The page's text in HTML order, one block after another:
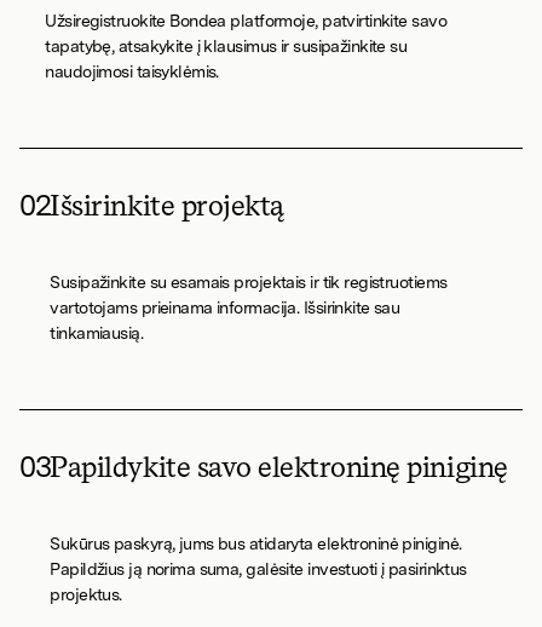
Užsiregistruokite Bondea platformoje, patvirtinkite savo
tapatybę, atsakykite į klausimus ir susipažinkite su
naudojimosi taisyklėmis.
02Išsirinkite projektą
Susipažinkite su esamais projektais ir tik registruotiems
vartotojams prieinama informacija. Išsirinkite sau
tinkamiausią.
03Papildykite savo elektroninę piniginę
Sukūrus paskyrą, jums bus atidaryta elektroninė piniginė.
Papildžius ją norima suma, galėsite investuoti į pasirinktus
projektus.